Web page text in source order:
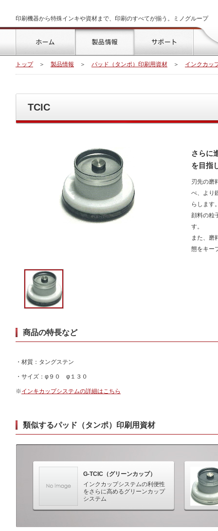
印刷機器から特殊インキや資材まで、印刷のすべてが揃う。ミノグループ
トップ
製品情報 サポート
トップ ＞ 製品情報 ＞ パッド（タンポ）印刷用資材 ＞ インクカッ
TCIC
さらに
を目指
刃先の磨
べ、より
らします
顔料の粒
す。
また、磨
態をキー
商品の特長など
・材質：タングステン
・サイズ：φ９０ φ１３０
※インキカップシステムの詳細はこちら
類似するパッド（タンポ）印刷用資材
G-TCIC（グリーンカップ）
インクカップシステムの利便性
をさらに高めるグリーンカップ
システム